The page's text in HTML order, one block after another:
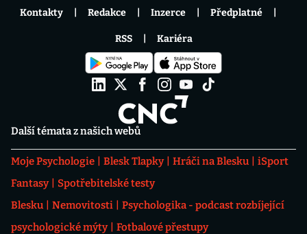
Další témata z našich webů
Moje Psychologie Blesk Tlapky Hráči na Blesku
iSport
Fantasy
Spotřebitelské testy
Blesku
Nemovitosti
Psychologika - podcast rozbíjející
psychologické mýty
Fotbalové přestupy
Kontakty Redakce Inzerce Předplatné
RSS Kariéra